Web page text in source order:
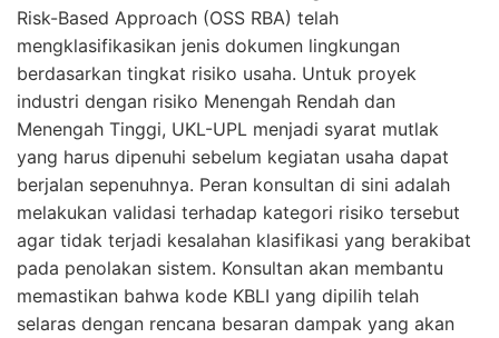
Risk-Based Approach (OSS RBA) telah
mengklasifikasikan jenis dokumen lingkungan
berdasarkan tingkat risiko usaha. Untuk proyek
industri dengan risiko Menengah Rendah dan
Menengah Tinggi, UKL-UPL menjadi syarat mutlak
yang harus dipenuhi sebelum kegiatan usaha dapat
berjalan sepenuhnya. Peran konsultan di sini adalah
melakukan validasi terhadap kategori risiko tersebut
agar tidak terjadi kesalahan klasifikasi yang berakibat
pada penolakan sistem. Konsultan akan membantu
memastikan bahwa kode KBLI yang dipilih telah
selaras dengan rencana besaran dampak yang akan